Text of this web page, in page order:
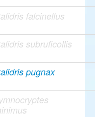
falcinellus
subruficollis
pugnax